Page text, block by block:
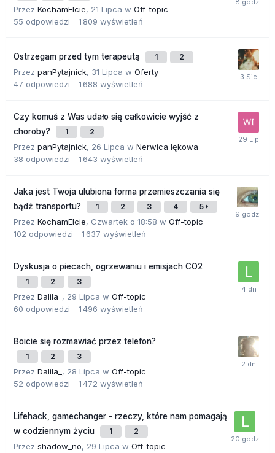
Przez KochamElcie, 21 Lipca w Off-topic
55 odpowiedzi 1 809 wyświetleń
Ostrzegam przed tym terapeutą 1 2
Przez panPytajnick, 31 Lipca w Oferty
47 odpowiedzi 1 688 wyświetleń
Czy komuś z Was udało się całkowicie wyjść z
choroby?
1 2
Przez panPytajnick, 26 Lipca w Nerwica lękowa
38 odpowiedzi 1 643 wyświetleń
Jaka jest Twoja ulubiona forma przemieszczania się
bądź transportu?
1 2 3 4 5
Przez KochamElcie, Czwartek o 18:58 w Off-topic
102 odpowiedzi 1 637 wyświetleń
Dyskusja o piecach, ogrzewaniu i emisjach CO2
1 2 3
Przez Dalila_ , 29 Lipca w Off-topic
60 odpowiedzi 1 496 wyświetleń
Boicie się rozmawiać przez telefon?
1 2 3
Przez Dalila_ , 28 Lipca w Off-topic
52 odpowiedzi 1 472 wyświetleń
Lifehack, gamechanger - rzeczy, które nam pomagają
w codziennym życiu
1 2
Przez shadow_no, 29 Lipca w Off-topic